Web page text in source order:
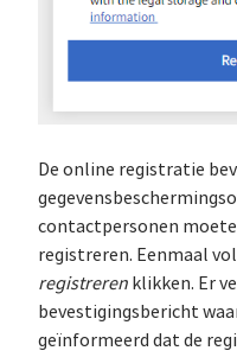
De online registratie
contactpersonen
registreren. Eenmaal
registreren klikken. Er
bevestigingsbericht
geïnformeerd dat de